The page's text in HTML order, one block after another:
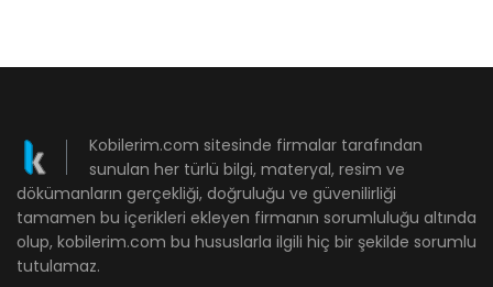
Kobilerim.com sitesinde firmalar tarafından
sunulan her türlü bilgi, materyal, resim ve
dökümanların gerçekliği, doğruluğu ve güvenilirliği
tamamen bu içerikleri ekleyen firmanın sorumluluğu altında
olup, kobilerim.com bu hususlarla ilgili hiç bir şekilde sorumlu
tutulamaz.